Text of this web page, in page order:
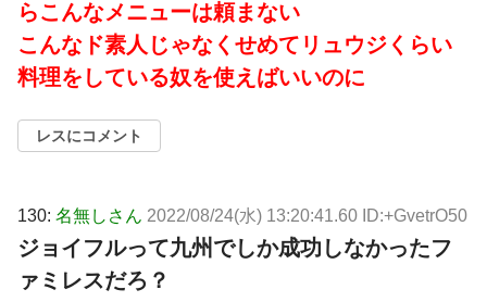
らこんなメニューは頼まない
こんなド素人じゃなくせめてリュウジくらい
料理をしている奴を使えばいいのに
レスにコメント
130: 名無しさん 2022/08/24(水) 13:20:41.60 ID:+GvetrO50
ジョイフルって九州でしか成功しなかったフ
ァミレスだろ？